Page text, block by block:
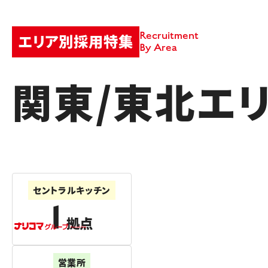
エリア別採用特集 Recruitment
By Area
関東/東北エ
セントラルキッチン
1 拠点
営業所